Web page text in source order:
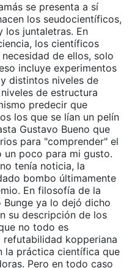
se presenta a sí
los seudocientíficos,
los juntaletras. En
los científicos
de ellos, solo
incluye experimentos
distintos niveles de
de estructura
predecir que
los que se lían un pelín
Gustavo Bueno que
para "comprender" el
poco para mi gusto.
tenía noticia, la
bombo últimamente
En filosofía de la
ya lo dejó dicho
su descripción de los
no todo es
kopperiana
la práctica científica que
Pero en todo caso